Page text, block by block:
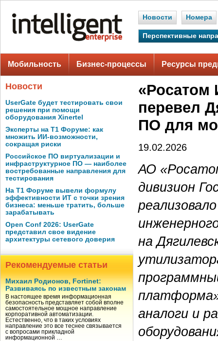
Новости Номера
Перспективные
Мобильность Бизнес-процессы Ресурсы
Новости
UserGate будет тестировать свои
решения при помощи
оборудования Xinertel
Эксперты на Т1 Форуме: как
множить ИИ-возможности,
сокращая риски
Российское ПО виртуализации и
инфраструктурное ПО — наиболее
востребованные направления для
тестирования
На Т1 Форуме вывели формулу
эффективности ИТ с точки зрения
бизнеса: меньше тратить, больше
зарабатывать
Open Conf 2026: UserGate
представил свое видение
архитектуры сетевого доверия
Рекомендуемые статьи
Михаил Родионов, Fortinet:
Развиваясь по известным законам
В настоящее время информационная
безопасность представляет собой вполне
самостоятельное мощное направление
корпоративной автоматизации.
Естественно, что в таких условиях
направление это все теснее связывается
с вопросами прикладной
информационной …
«Росатом
перевел
ПО для
19.02.2026
АО
дивизион
на
аналоги и